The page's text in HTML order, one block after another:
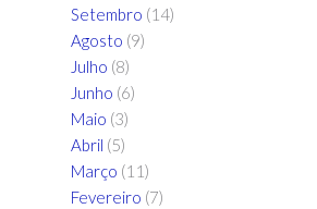
Setembro (14)
Agosto (9)
Julho (8)
Junho (6)
Maio (3)
Abril (5)
Março (11)
Fevereiro (7)